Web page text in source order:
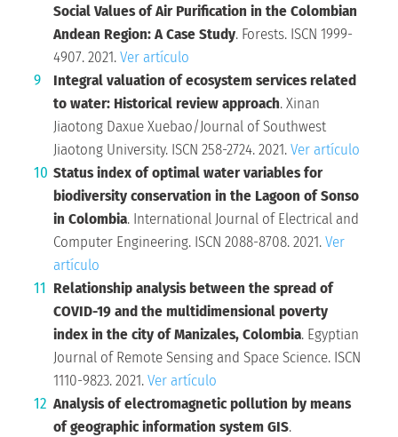
Social Values of Air Purification in the Colombian
Andean Region: A Case Study. Forests. ISCN 1999-
4907. 2021.Ver artículo
Integral valuation of ecosystem services related
to water: Historical review approach. Xinan
Jiaotong Daxue Xuebao/Journal of Southwest
Jiaotong University. ISCN 258-2724. 2021.Ver artículo
Status index of optimal water variables for
biodiversity conservation in the Lagoon of Sonso
in Colombia. International Journal of Electrical and
Computer Engineering. ISCN 2088-8708. 2021.Ver
artículo
Relationship analysis between the spread of
COVID-19 and the multidimensional poverty
index in the city of Manizales, Colombia. Egyptian
Journal of Remote Sensing and Space Science. ISCN
1110-9823. 2021.Ver artículo
Analysis of electromagnetic pollution by means
of geographic information system GIS.